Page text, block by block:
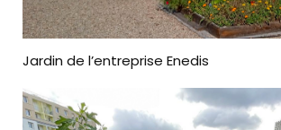
Jardin de l’entreprise Enedis